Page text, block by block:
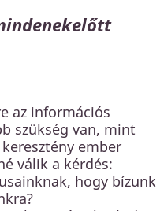
az információs
szükség van, mint
ember
válik a kérdés:
hogy bízunk